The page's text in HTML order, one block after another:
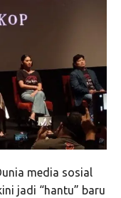
media sosial
jadi “hantu” baru